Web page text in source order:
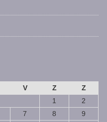
V Z
Z
1
2
7 8
9